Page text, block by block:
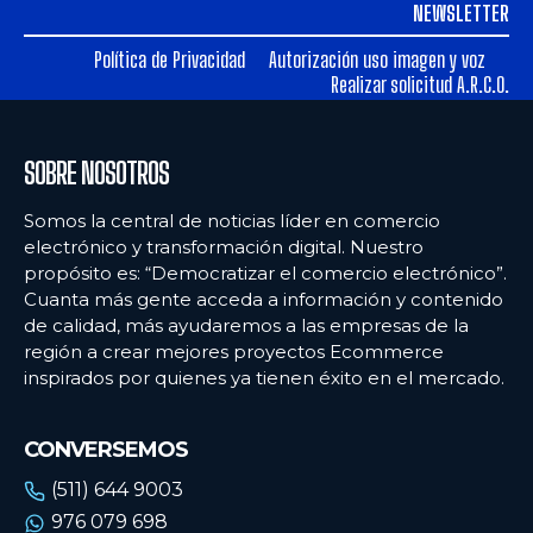
Ecommercenews
BOLIVIA
CHILE
COLOMBIA
ECUADOR
MÉXICO
URUGUAY
VENEZUELA
Ecommercenews
BOLIVIA
CHILE
COLOMBIA
ECUADOR
MÉXICO
URUGUAY
VENEZUELA
NEWSLETTER
Política de Privacidad
Autorización uso imagen y voz
Realizar solicitud A.R.C.O.
SOBRE NOSOTROS
Somos la central de noticias líder en comercio
electrónico y transformación digital. Nuestro
propósito es: “Democratizar el comercio electrónico”.
Cuanta más gente acceda a información y contenido
de calidad, más ayudaremos a las empresas de la
región a crear mejores proyectos Ecommerce
inspirados por quienes ya tienen éxito en el mercado.
CONVERSEMOS
(511) 644 9003
976 079 698